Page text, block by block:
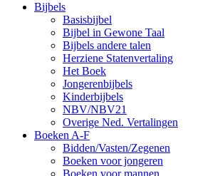
Bijbels
Basisbijbel
Bijbel in Gewone Taal
Bijbels andere talen
Herziene Statenvertaling
Het Boek
Jongerenbijbels
Kinderbijbels
NBV/NBV21
Overige Ned. Vertalingen
Boeken A-F
Bidden/Vasten/Zegenen
Boeken voor jongeren
Boeken voor mannen